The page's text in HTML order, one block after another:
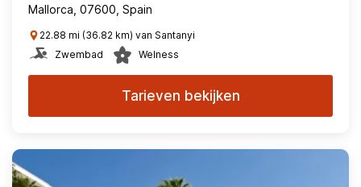
Mallorca, 07600, Spain
22.88 mi (36.82 km) van Santanyi
Zwembad
Welness
Tarieven bekijken